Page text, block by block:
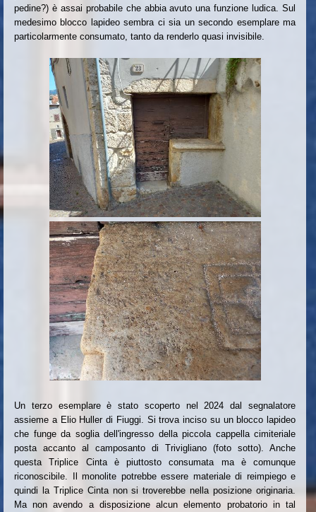
pedine?) è assai probabile che abbia avuto una funzione ludica. Sul
medesimo blocco lapideo sembra ci sia un secondo esemplare ma
particolarmente consumato, tanto da renderlo quasi invisibile.
Un terzo esemplare è stato scoperto nel 2024 dal segnalatore
assieme a Elio Huller di Fiuggi. Si trova inciso su un blocco lapideo
che funge da soglia dell'ingresso della piccola cappella cimiteriale
posta accanto al camposanto di Trivigliano (foto sotto). Anche
questa Triplice Cinta è piuttosto consumata ma è comunque
riconoscibile. Il monolite potrebbe essere materiale di reimpiego e
quindi la Triplice Cinta non si troverebbe nella posizione originaria.
Ma non avendo a disposizione alcun elemento probatorio in tal